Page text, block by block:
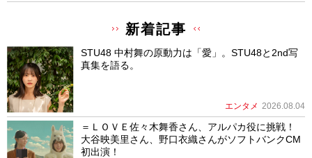
新着記事
STU48 中村舞の原動力は「愛」。STU48と2nd写
真集を語る。
エンタメ 2026.08.04
＝ＬＯＶＥ佐々木舞香さん、アルパカ役に挑戦！
大谷映美里さん、野口衣織さんがソフトバンクCM
初出演！